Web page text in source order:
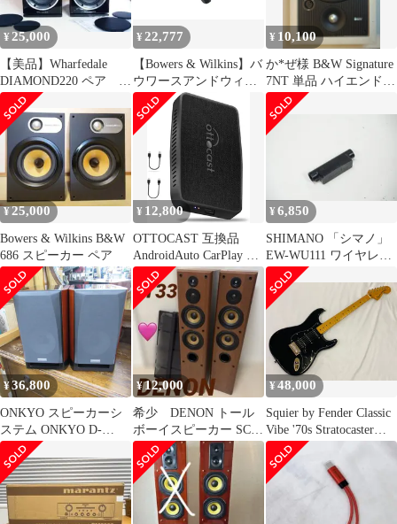
¥25,000
【美品】Wharfedale
DIAMOND220 ペア ウ
ォールナット
¥ 22,777
【Bowers & Wilkins】バ
ウワースアンドウィル
キンス True Wireless
sound ワイヤレスイヤ
ホン bluetooth サテン・
ブラック B&W
Pi7S2/SB
¥ 10,100
か*ぜ様 B&W Signature
7NT 単品 ハイエンド埋
め込み型スピーカ
¥25,000
Bowers & Wilkins B&W
686 スピーカー ペア
¥ 12,800
OTTOCAST 互換品
AndroidAuto CarPlay ア
ダプター 2in1 ワイヤレ
ス化ドングル 純正な有
線カープレイ搭載車専
用
¥6,850
SHIMANO 「シマノ」
EW-WU111 ワイヤレス
ユニット / バイチャリ
名古屋大須店
¥36,800
ONKYO スピーカーシ
ステム ONKYO D-
412EX ブックシェルフ
型 エキスパート藤沢辻
堂店
¥12,000
希少 DENON トール
ボーイスピーカー SC-
T33 音出し良好
¥48,000
Squier by Fender Classic
Vibe '70s Stratocaster
HSS スクワイヤー バイ
フェンダー ストラトキ
ャスター 2025年製